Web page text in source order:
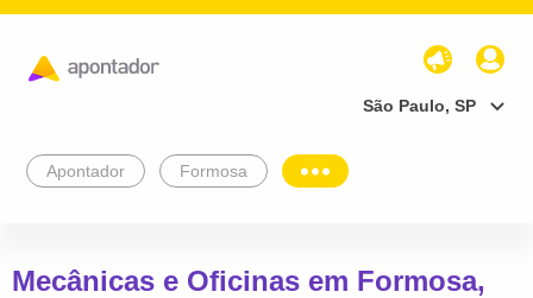
São Paulo, SP
Apontador Formosa
Mecânicas e Oficinas em Formosa,